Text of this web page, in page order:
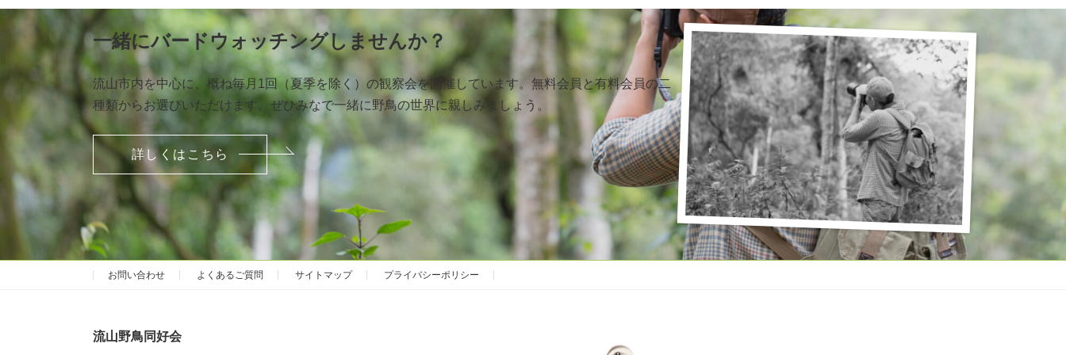
一緒にバードウォッチングしませんか？
流山市内を中心に、概ね毎月1回（夏季を除く）の観察会を開催しています。無料会員と有料会員の二
種類からお選びいただけます。ぜひみなで一緒に野鳥の世界に親しみましょう。
詳しくはこちら
お問い合わせ よくあるご質問 サイトマップ プライバシーポリシー
流山野鳥同好会